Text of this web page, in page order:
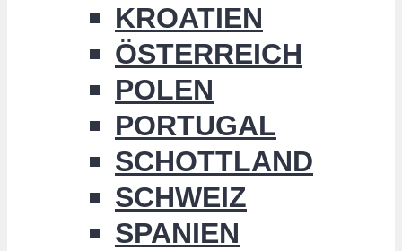
KROATIEN
ÖSTERREICH
POLEN
PORTUGAL
SCHOTTLAND
SCHWEIZ
SPANIEN